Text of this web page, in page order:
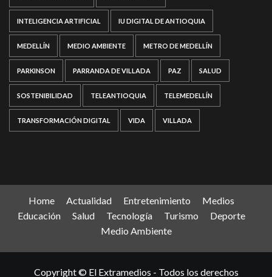
INTELIGENCIA ARTIFICIAL IU DIGITAL DE ANTIOQUIA
MEDELLÍN MEDIO AMBIENTE METRO DE MEDELLÍN
PARKINSON PARRANDA DE VILLADA PAZ SALUD
SOSTENIBILIDAD TELEANTIOQUIA TELEMEDELLÍN
TRANSFORMACIÓN DIGITAL VIDA VILLADA
Home Actualidad Entretenimiento
Medios
Educación
Salud Tecnología Turismo
Deporte
Medio Ambiente
Copyright © El Extramedios - Todos los derechos